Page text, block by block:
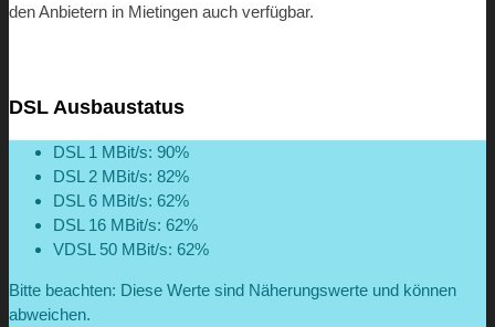
den Anbietern in Mietingen auch verfügbar.
DSL Ausbaustatus
DSL 1 MBit/s: 90%
DSL 2 MBit/s: 82%
DSL 6 MBit/s: 62%
DSL 16 MBit/s: 62%
VDSL 50 MBit/s: 62%
Bitte beachten: Diese Werte sind Näherungswerte und können
abweichen.